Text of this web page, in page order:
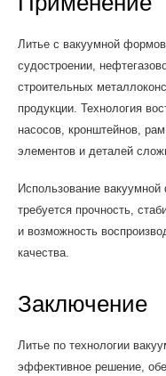
Литье с вакуумной
судостроении,
строительных
продукции. Технология
насосов, кронштейнов,
элементов и деталей
Использование
требуется прочность,
и возможность
качества.
Заключение
Литье по технологии
эффективное решение,